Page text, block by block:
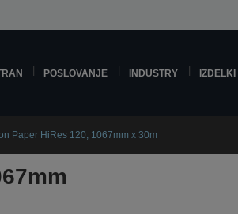
POSLOVANJE INDUSTRY IZDELKI
Paper HiRes 120, 1067mm x 30m